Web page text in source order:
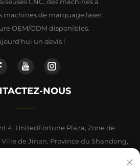
machines de marquage laser.
OEM/ODM disponibles.
un devis !
NOUS
4, UnitedFortune Plaza, Zone de
de Jinan, Province du Shandong,